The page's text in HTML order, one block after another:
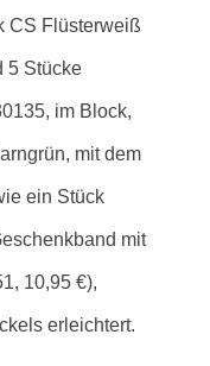
CS Flüsterweiß
5 Stücke
im Block,
mit dem
ein Stück
mit
10,95 €),
erleichtert.